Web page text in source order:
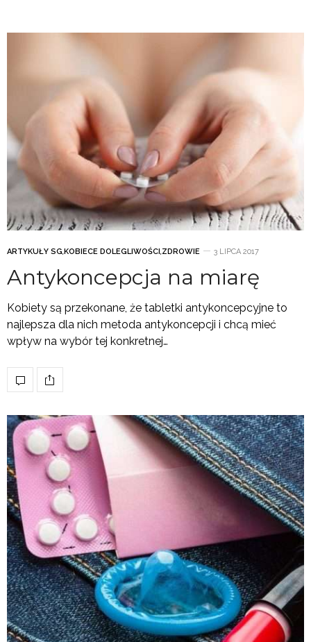
ARTYKUŁY SG,KOBIECE DOLEGLIWOŚCI ,ZDROWIE 3 LIPCA 2017
Antykoncepcja na miarę
Kobiety są przekonane, że tabletki antykoncepcyjne to
najlepsza dla nich metoda antykoncepcji i chcą mieć
wpływ na wybór tej konkretnej…